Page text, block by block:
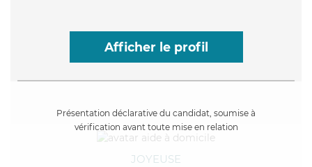
Afficher le profil
Présentation déclarative du candidat, soumise à
vérification avant toute mise en relation
JOYEUSE